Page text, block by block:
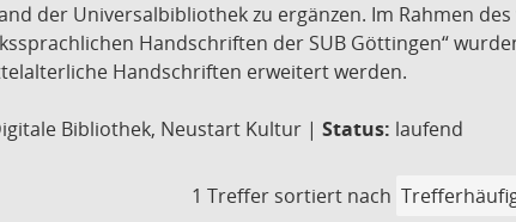
der Universalbibliothek zu ergänzen. Im Rahmen
Handschriften der SUB Göttingen“
Handschriften erweitert werden.
Bibliothek, Neustart Kultur | Status: laufend
1 Treffer sortiert nach